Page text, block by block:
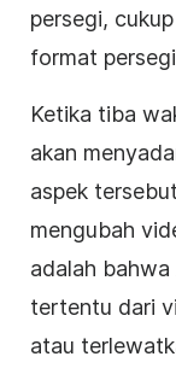
persegi,
format persegi
Ketika tiba
akan
aspek
mengubah
adalah
tertentu dari
atau